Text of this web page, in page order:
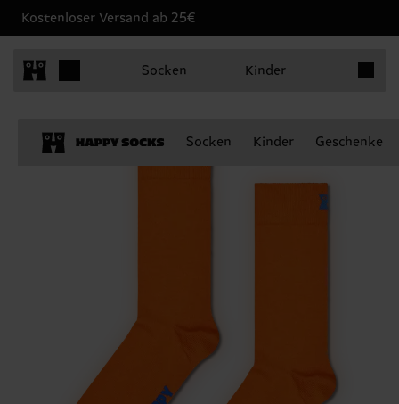
Kostenloser Versand ab 25€
Socken Kinder
Socken Kinder Geschenke